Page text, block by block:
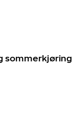
sommerkjøring